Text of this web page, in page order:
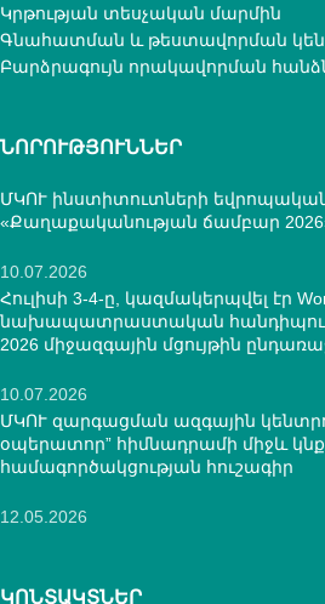
Կրթության տեսչական մարմին
Գնահատման և թեստավորման
Բարձրագույն որակավորման
ՆՈՐՈՒԹՅՈՒՆՆԵՐ
ՄԿՈՒ ինստիտուտների
«Քաղաքականության ճամբար 2026»
10.07.2026
Հուլիսի 3-4-ը, կազմակերպվել էր
նախապատրաստական հանդիպումը՝
2026 միջազգային մցույթին
10.07.2026
ՄԿՈՒ զարգացման ազգային
օպերատոր” հիմնադրամի միջև
համագործակցության հուշագիր
12.05.2026
ԿՈՆՏԱԿՏՆԵՐ